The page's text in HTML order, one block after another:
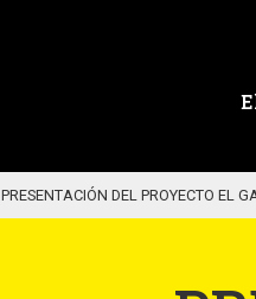
PRESENTACIÓN DEL PROYECTO EL